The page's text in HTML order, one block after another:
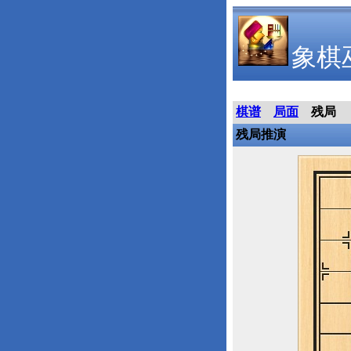
象棋
棋谱 局面
残局
残局推演